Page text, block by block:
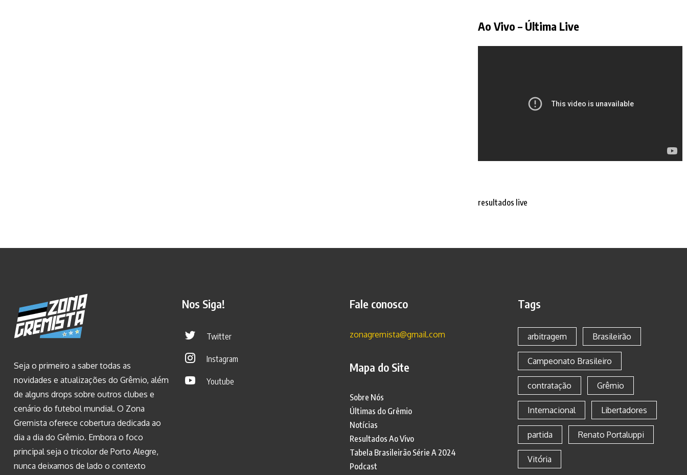
Ao Vivo – Última Live
resultados live
Seja o primeiro a saber todas as
novidades e atualizações do Grêmio, além
de alguns drops sobre outros clubes e
cenário do futebol mundial. O Zona
Gremista oferece cobertura dedicada ao
dia a dia do Grêmio. Embora o foco
principal seja o tricolor de Porto Alegre,
nunca deixamos de lado o contexto
Nos Siga!
Twitter
Instagram
Youtube
Fale conosco
zonagremista@gmail.com
Mapa do Site
Sobre Nós
Últimas do Grêmio
Notícias
Resultados Ao Vivo
Tabela Brasileirão Série A 2024
Podcast
Tags
arbitragem Brasileirão
Campeonato Brasileiro
contratação Grêmio
Internacional Libertadores
partida Renato Portaluppi
Vitória